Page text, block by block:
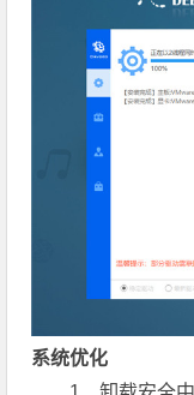
系统优化